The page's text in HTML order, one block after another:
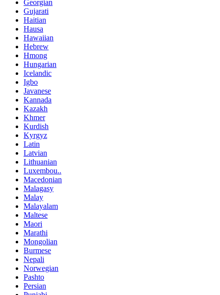
Georgian
Gujarati
Haitian
Hausa
Hawaiian
Hebrew
Hmong
Hungarian
Icelandic
Igbo
Javanese
Kannada
Kazakh
Khmer
Kurdish
Kyrgyz
Latin
Latvian
Lithuanian
Luxembou..
Macedonian
Malagasy
Malay
Malayalam
Maltese
Maori
Marathi
Mongolian
Burmese
Nepali
Norwegian
Pashto
Persian